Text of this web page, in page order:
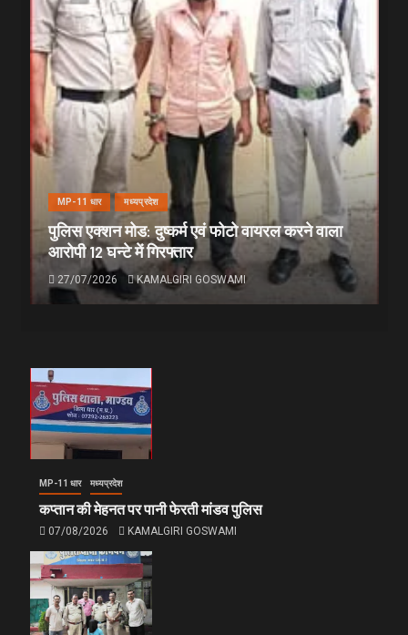
MP-11 धार मध्यप्रदेश
पुलिस एक्शन मोड: दुष्कर्म एवं फोटो वायरल करने वाला
आरोपी 12 घन्टे में गिरफ्तार
27/07/2026 KAMALGIRI GOSWAMI
MP-11 धार मध्यप्रदेश
कप्तान की मेहनत पर पानी फेरती मांडव पुलिस
07/08/2026 KAMALGIRI GOSWAMI